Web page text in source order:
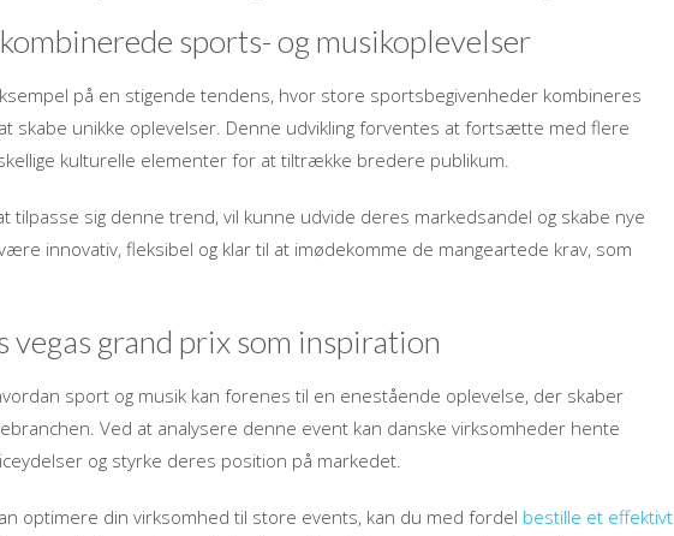
sports- og musikoplevelser
på en stigende tendens, hvor store sportsbegivenheder kombineres
skabe unikke oplevelser. Denne udvikling forventes at fortsætte med flere
kulturelle elementer for at tiltrække bredere publikum.
tilpasse sig denne trend, vil kunne udvide deres markedsandel og skabe nye
innovativ, fleksibel og klar til at imødekomme de mangeartede krav, som
vegas grand prix som inspiration
sport og musik kan forenes til en enestående oplevelse, der skaber
Ved at analysere denne event kan danske virksomheder hente
og styrke deres position på markedet.
optimere din virksomhed til store events, kan du med fordel bestille et effektivt